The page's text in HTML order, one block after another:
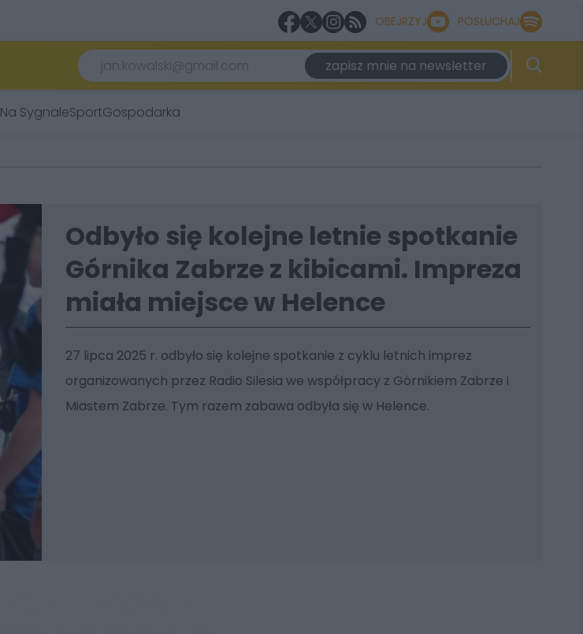
OBEJRZYJ POSŁUCHAJ
zapisz mnie na newsletter
Na SygnaleSportGospodarka
Odbyło się kolejne letnie spotkanie
Górnika Zabrze z kibicami. Impreza
miała miejsce w Helence
27 lipca 2025 r. odbyło się kolejne spotkanie z cyklu letnich imprez
organizowanych przez Radio Silesia we współpracy z Górnikiem Zabrze i
Miastem Zabrze. Tym razem zabawa odbyła się w Helence.